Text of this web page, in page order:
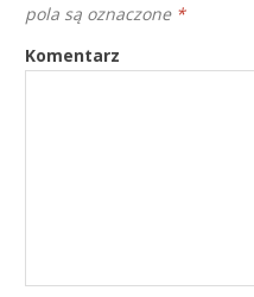
pola są oznaczone *
Komentarz